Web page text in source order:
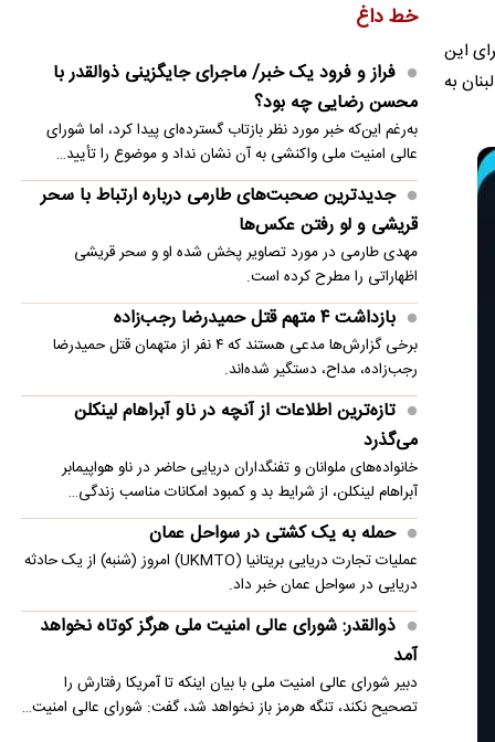
این
به
تصاویری زیبا از باران تابستانی در ارتفاعات دماوند
زلنسکی برای خرید پدافند هوایی به اسرائیل رو
انداخت
سقوط بالگرد سیکورسکی آمریکا و وضعیت ۲ خلبان
تیم جدید مجتبی جباری مشخص شد
تماس علی الزیدی با مکرون/ آخرین مهلت برای خروج
نیروهای ائتلاف از عراق مشخص شد
سرنوشت تجمعات شبانه بعد از ماه صفر چیست؟
خط داغ
فراز و فرود یک خبر/ ماجرای جایگزینی ذوالقدر با
محسن رضایی چه بود؟
به‌رغم این‌که خبر مورد نظر بازتاب گسترده‌ای پیدا کرد، اما شورای
عالی امنیت ملی واکنشی به آن نشان نداد و موضوع را تأیید…
جدیدترین صحبت‌های طارمی درباره ارتباط با سحر
قریشی و لو رفتن عکس‌ها
مهدی طارمی در مورد تصاویر پخش شده او و سحر قریشی
اظهاراتی را مطرح کرده است.
بازداشت ۴ متهم قتل حمیدرضا رجب‌زاده
برخی گزارش‌ها مدعی هستند که ۴ نفر از متهمان قتل حمیدرضا
رجب‌زاده، مداح، دستگیر شده‌اند.
تازه‌ترین اطلاعات از آنچه در ناو آبراهام لینکلن
می‌گذرد
خانواده‌های ملوانان و تفنگداران دریایی حاضر در ناو هواپیمابر
آبراهام لینکلن، از شرایط بد و کمبود امکانات مناسب زندگی…
حمله به یک کشتی در سواحل عمان
عملیات تجارت دریایی بریتانیا (UKMTO) امروز (شنبه) از یک حادثه
دریایی در سواحل عمان خبر داد.
ذوالقدر: شورای عالی امنیت ملی هرگز کوتاه نخواهد
آمد
دبیر شورای عالی امنیت ملی با بیان اینکه تا آمریکا رفتارش را
تصحیح نکند، تنگه هرمز باز نخواهد شد، گفت: شورای عالی امنیت…